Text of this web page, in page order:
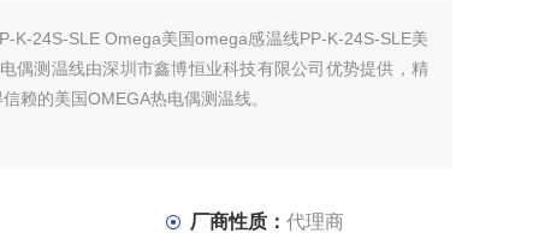
K-24S-SLE Omega美国omega感温线PP-K-24S-SLE美
偶测温线由深圳市鑫博恒业科技有限公司优势提供，精
赖的美国OMEGA热电偶测温线。
厂商性质： 代理商